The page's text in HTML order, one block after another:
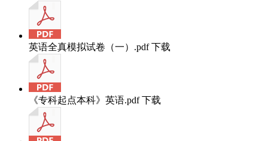
英语全真模拟试卷（一）.pdf 下载
《专科起点本科》英语.pdf 下载